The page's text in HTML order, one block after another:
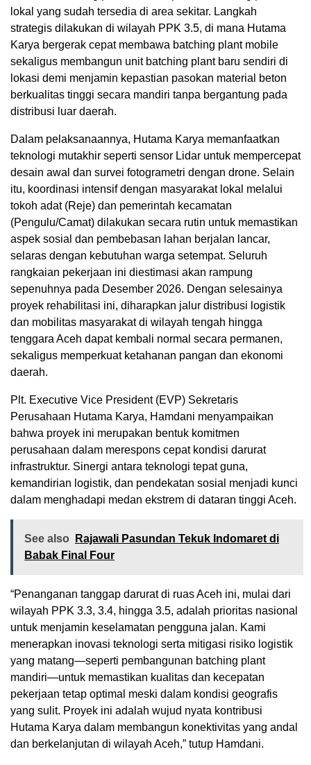
lokal yang sudah tersedia di area sekitar. Langkah
strategis dilakukan di wilayah PPK 3.5, di mana Hutama
Karya bergerak cepat membawa batching plant mobile
sekaligus membangun unit batching plant baru sendiri di
lokasi demi menjamin kepastian pasokan material beton
berkualitas tinggi secara mandiri tanpa bergantung pada
distribusi luar daerah.
Dalam pelaksanaannya, Hutama Karya memanfaatkan
teknologi mutakhir seperti sensor Lidar untuk mempercepat
desain awal dan survei fotogrametri dengan drone. Selain
itu, koordinasi intensif dengan masyarakat lokal melalui
tokoh adat (Reje) dan pemerintah kecamatan
(Pengulu/Camat) dilakukan secara rutin untuk memastikan
aspek sosial dan pembebasan lahan berjalan lancar,
selaras dengan kebutuhan warga setempat. Seluruh
rangkaian pekerjaan ini diestimasi akan rampung
sepenuhnya pada Desember 2026. Dengan selesainya
proyek rehabilitasi ini, diharapkan jalur distribusi logistik
dan mobilitas masyarakat di wilayah tengah hingga
tenggara Aceh dapat kembali normal secara permanen,
sekaligus memperkuat ketahanan pangan dan ekonomi
daerah.
Plt. Executive Vice President (EVP) Sekretaris
Perusahaan Hutama Karya, Hamdani menyampaikan
bahwa proyek ini merupakan bentuk komitmen
perusahaan dalam merespons cepat kondisi darurat
infrastruktur. Sinergi antara teknologi tepat guna,
kemandirian logistik, dan pendekatan sosial menjadi kunci
dalam menghadapi medan ekstrem di dataran tinggi Aceh.
See also
Rajawali Pasundan Tekuk Indomaret di
Babak Final Four
“Penanganan tanggap darurat di ruas Aceh ini, mulai dari
wilayah PPK 3.3, 3.4, hingga 3.5, adalah prioritas nasional
untuk menjamin keselamatan pengguna jalan. Kami
menerapkan inovasi teknologi serta mitigasi risiko logistik
yang matang—seperti pembangunan batching plant
mandiri—untuk memastikan kualitas dan kecepatan
pekerjaan tetap optimal meski dalam kondisi geografis
yang sulit. Proyek ini adalah wujud nyata kontribusi
Hutama Karya dalam membangun konektivitas yang andal
dan berkelanjutan di wilayah Aceh,” tutup Hamdani.